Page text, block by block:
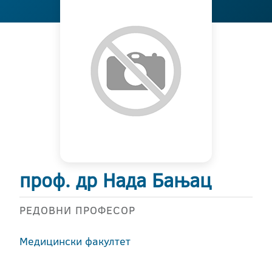
проф. др Нада Бањац
РЕДОВНИ ПРОФЕСОР
Медицински факултет